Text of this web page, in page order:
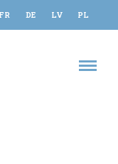
FR DE LV PL